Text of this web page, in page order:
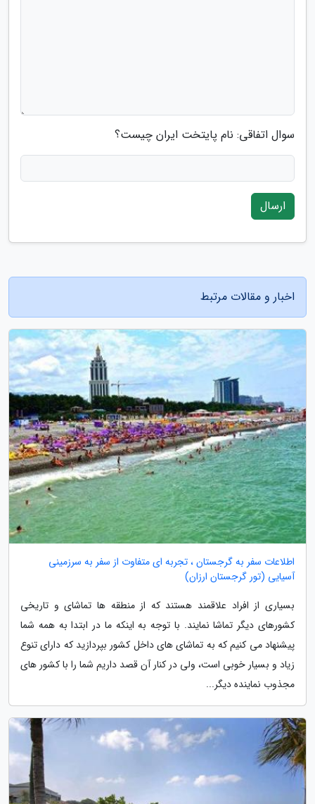
سوال اتفاقی: نام پایتخت ایران چیست؟
ارسال
اخبار و مقالات مرتبط
اطلاعات سفر به گرجستان ، تجربه ای متفاوت از سفر به سرزمینی
آسیایی (تور گرجستان ارزان)
بسیاری از افراد علاقمند هستند که از منطقه ها تماشای و تاریخی
کشورهای دیگر تماشا نمایند. با توجه به اینکه ما در ابتدا به همه شما
پیشنهاد می کنیم که به تماشای های داخل کشور بپردازید که دارای تنوع
زیاد و بسیار خوبی است، ولی در کنار آن قصد داریم شما را با کشور های
مجذوب نماینده دیگر...